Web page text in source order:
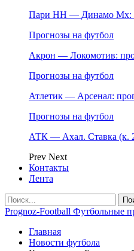
Пари НН — Динамо Мх:
Прогнозы на футбол
Акрон — Локомотив:
Прогнозы на футбол
Атлетик — Арсенал:
Прогнозы на футбол
АТК — Ахал. Ставка (к.
Prev Next
Контакты
Лента
Prognoz-Football Футбольные
Главная
Новости футбола